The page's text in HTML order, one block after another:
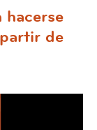
hacerse
de